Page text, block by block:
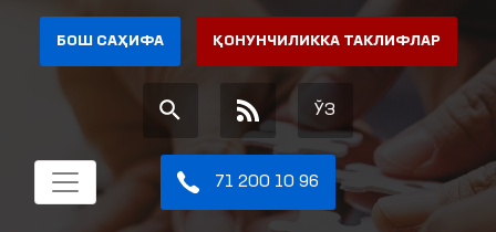
БОШ САҲИФА ҚОНУНЧИЛИККА ТАКЛИФЛАР
ЎЗ
71 200 10 96